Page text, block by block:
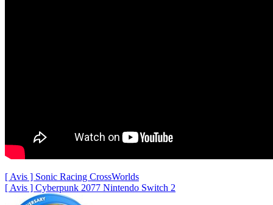
Navigation
de
[ Avis ] Sonic Racing CrossWorlds
[ Avis ] Cyberpunk 2077 Nintendo Switch 2